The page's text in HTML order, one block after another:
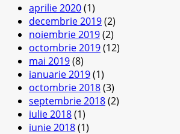
aprilie 2020(1)
decembrie 2019(2)
noiembrie 2019(2)
octombrie 2019(12)
mai 2019(8)
ianuarie 2019(1)
octombrie 2018(3)
septembrie 2018(2)
iulie 2018(1)
iunie 2018(1)